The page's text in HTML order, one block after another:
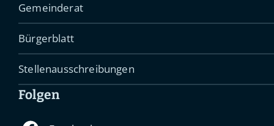
Gemeinderat
Bürgerblatt
Stellenausschreibungen
Folgen